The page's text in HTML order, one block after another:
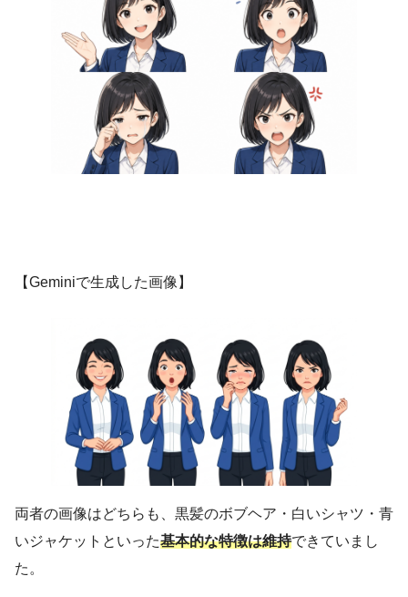
【Geminiで生成した画像】
両者の画像はどちらも、黒髪のボブヘア・白いシャツ・青
いジャケットといった基本的な特徴は維持できていまし
た。